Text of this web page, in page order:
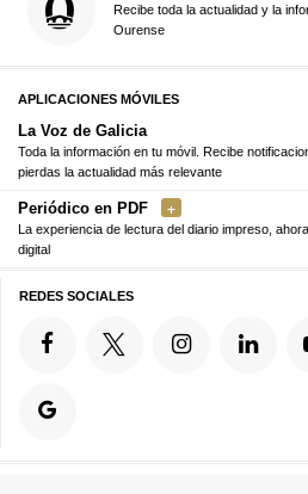
Recibe toda la actualidad y la
Ourense
APLICACIONES MÓVILES
La Voz de Galicia
Toda la información en tu móvil. Recibe
pierdas la actualidad más relevante
Periódico en PDF
La experiencia de lectura del diario impreso,
digital
REDES SOCIALES